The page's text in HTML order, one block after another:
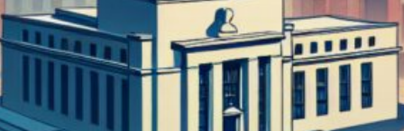
devises asiatiques ont montré
peu de variation à la suite de
la publication de données…